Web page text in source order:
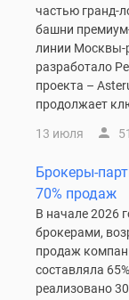
частью гранд-
башни
линии Москвы-
разработало
проекта –
продолжает
13 июля
Брокеры-
70% продаж
В начале 2026
брокерами,
продаж
составляла
реализовано